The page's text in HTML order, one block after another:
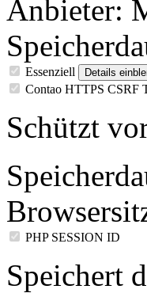
Anbieter:
Essenziell Details
Contao HTTPS CSRF
Schützt
PHP SESSION ID
Speichert